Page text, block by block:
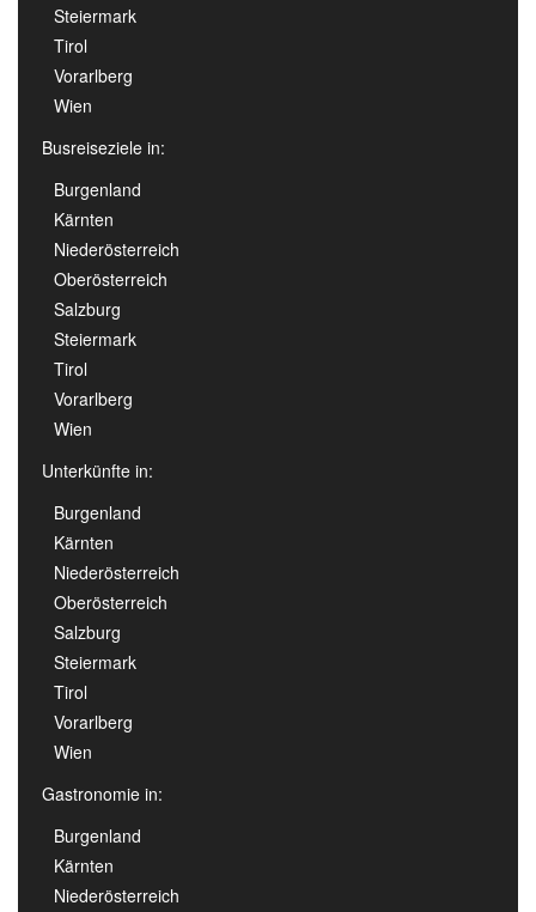
Steiermark
Tirol
Vorarlberg
Wien
Busreiseziele in:
Burgenland
Kärnten
Niederösterreich
Oberösterreich
Salzburg
Steiermark
Tirol
Vorarlberg
Wien
Unterkünfte in:
Burgenland
Kärnten
Niederösterreich
Oberösterreich
Salzburg
Steiermark
Tirol
Vorarlberg
Wien
Gastronomie in:
Burgenland
Kärnten
Niederösterreich